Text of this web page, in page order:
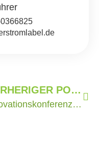
VORHERIGER POST
Innovationskonferenz 2014 | Heidelberg